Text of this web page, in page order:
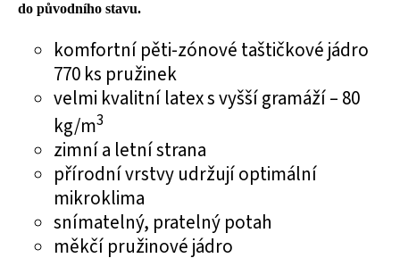
do původního stavu.
komfortní pěti-zónové taštičkové jádro
770 ks pružinek
velmi kvalitní latex s vyšší gramáží – 80
kg/m3
zimní a letní strana
přírodní vrstvy udržují optimální
mikroklima
snímatelný, pratelný potah
měkčí pružinové jádro